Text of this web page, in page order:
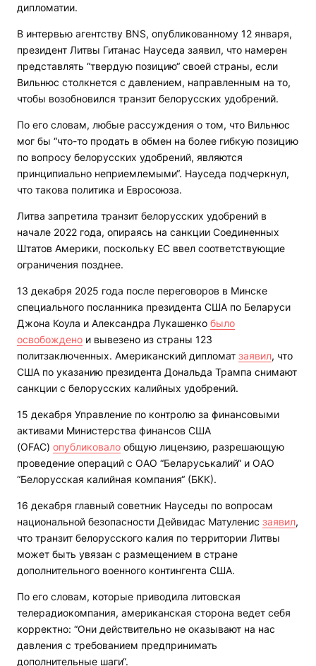
дипломатии.
В интервью агентству BNS, опубликованному 12 января,
президент Литвы Гитанас Науседа заявил, что намерен
представлять “твердую позицию“ своей страны, если
Вильнюс столкнется с давлением, направленным на то,
чтобы возобновился транзит белорусских удобрений.
По его словам, любые рассуждения о том, что Вильнюс
мог бы “что-то продать в обмен на более гибкую позицию
по вопросу белорусских удобрений, являются
принципиально неприемлемыми“. Науседа подчеркнул,
что такова политика и Евросоюза.
Литва запретила транзит белорусских удобрений в
начале 2022 года, опираясь на санкции Соединенных
Штатов Америки, поскольку ЕС ввел соответствующие
ограничения позднее.
13 декабря 2025 года после переговоров в Минске
специального посланника президента США по Беларуси
Джона Коула и Александра Лукашенко было
освобождено и вывезено из страны 123
политзаключенных. Американский дипломат заявил, что
США по указанию президента Дональда Трампа снимают
санкции с белорусских калийных удобрений.
15 декабря Управление по контролю за финансовыми
активами Министерства финансов США
(OFAC) опубликовало общую лицензию, разрешающую
проведение операций с ОАО “Беларуськалий“ и ОАО
“Белорусская калийная компания“ (БКК).
16 декабря главный советник Науседы по вопросам
национальной безопасности Дейвидас Матуленис заявил,
что транзит белорусского калия по территории Литвы
может быть увязан с размещением в стране
дополнительного военного контингента США.
По его словам, которые приводила литовская
телерадиокомпания, американская сторона ведет себя
корректно: “Они действительно не оказывают на нас
давления с требованием предпринимать
дополнительные шаги“.